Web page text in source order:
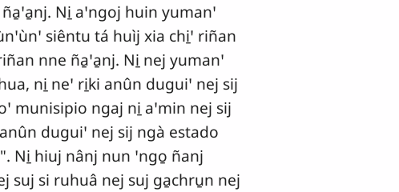
Ni̱ aꞌngoj huin yumanꞌ
siêntu tá huìj xia chi̱ꞌ riñan
nne ña̱ꞌa̱nj. Ni̱ nej yumanꞌ
ni̱ neꞌ ri̱ki anûn duguiꞌ nej sij
munisipio ngaj ni̱ aꞌmin nej sij
duguiꞌ nej sij ngà estado
Ni̱ hiuj nânj nun ꞌngo̱ ñanj
suj si ruhuâ nej suj ga̱chru̱n nej